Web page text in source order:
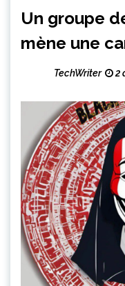
Un groupe
mène une
TechWriter 2